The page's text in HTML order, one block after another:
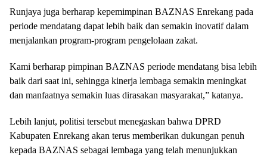
Runjaya juga berharap kepemimpinan BAZNAS Enrekang pada
periode mendatang dapat lebih baik dan semakin inovatif dalam
menjalankan program-program pengelolaan zakat.
Kami berharap pimpinan BAZNAS periode mendatang bisa lebih
baik dari saat ini, sehingga kinerja lembaga semakin meningkat
dan manfaatnya semakin luas dirasakan masyarakat,” katanya.
Lebih lanjut, politisi tersebut menegaskan bahwa DPRD
Kabupaten Enrekang akan terus memberikan dukungan penuh
kepada BAZNAS sebagai lembaga yang telah menunjukkan